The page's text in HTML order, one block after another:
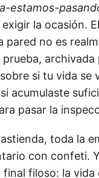
estamos-
la ocasión.
pared no es
prueba, archivada
si tu vida se
acumulaste
pasar la
toda la
con confeti.
filoso: la vida